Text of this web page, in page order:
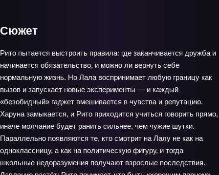
Сюжет
Рито пытается выстроить правила: где заканчивается дружба и
начинается обязательство, и можно ли вернуть себе
нормальную жизнь. Но Лала воспринимает любую границу как
вызов и запускает новые эксперименты — и каждый
«безобидный» гаджет вмешивается в чувства и репутацию.
Харуна замыкается, и Рито приходится учиться говорить прямо,
иначе молчание будет ранить сильнее, чем чужие шутки.
Параллельно появляются те, кто смотрит на Лалу не как на
одноклассницу, а как на политическую фигуру, и тогда
школьные недоразумения получают взрослые последствия.